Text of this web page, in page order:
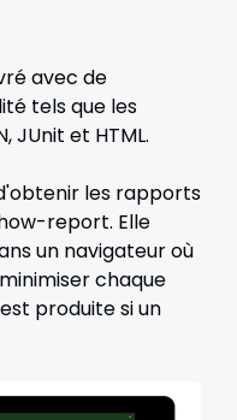
avec de
tels que les
JUnit et HTML.
les rapports
report. Elle
un navigateur où
chaque
produite si un